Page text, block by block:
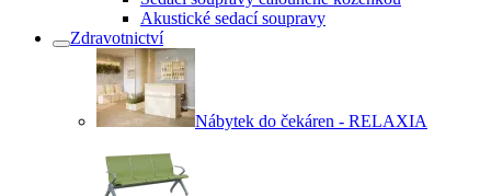
Akustické sedací soupravy
Zdravotnictví
Nábytek do čekáren - RELAXIA